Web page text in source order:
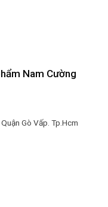
Nam Cường
Gò Vấp. Tp.Hcm